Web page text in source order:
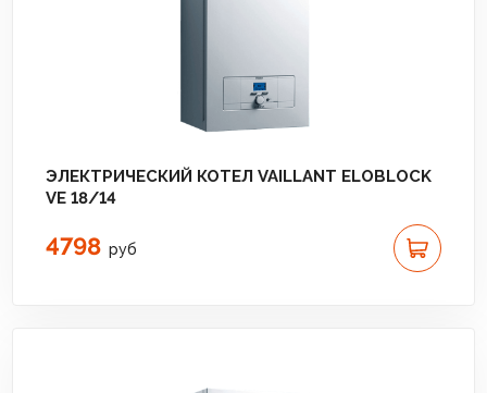
ЭЛЕКТРИЧЕСКИЙ КОТЕЛ VAILLANT ELOBLOCK
VE 18/14
4798 руб